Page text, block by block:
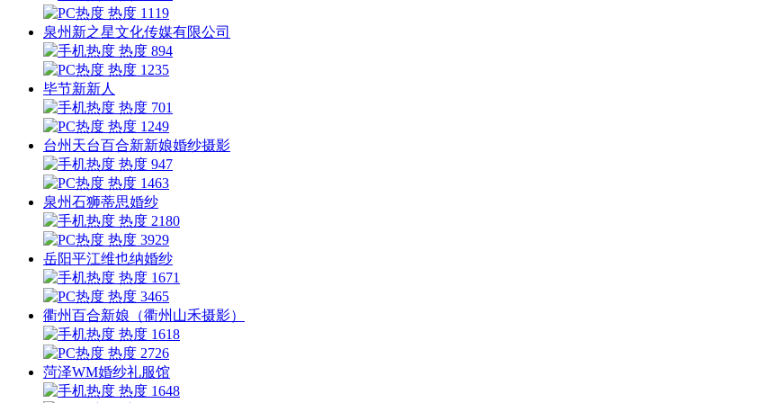
热度 1119
泉州新之星文化传媒有限公司
热度 894
热度 1235
毕节新新人
热度 701
热度 1249
台州天台百合新新娘婚纱摄影
热度 947
热度 1463
泉州石狮蒂思婚纱
热度 2180
热度 3929
岳阳平江维也纳婚纱
热度 1671
热度 3465
衢州百合新娘（衢州山禾摄影）
热度 1618
热度 2726
菏泽WM婚纱礼服馆
热度 1648